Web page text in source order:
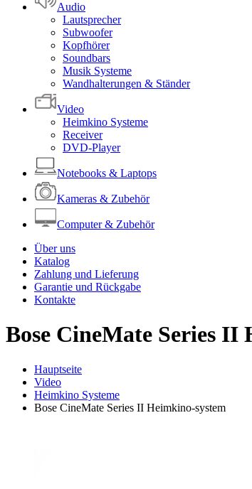
Audio
Lautsprecher
Subwoofer
Kopfhörer
Soundbars
Musik Systeme
Wandhalterungen & Ständer
Video
Heimkino Systeme
Receiver
DVD-Player
Notebooks & Laptops
Kameras & Zubehör
Computer & Zubehör
Über uns
Katalog
Zahlung und Lieferung
Garantie und Rückgabe
Kontakte
Bose CineMate Series II
Hauptseite
Video
Heimkino Systeme
Bose CineMate Series II Heimkino-system